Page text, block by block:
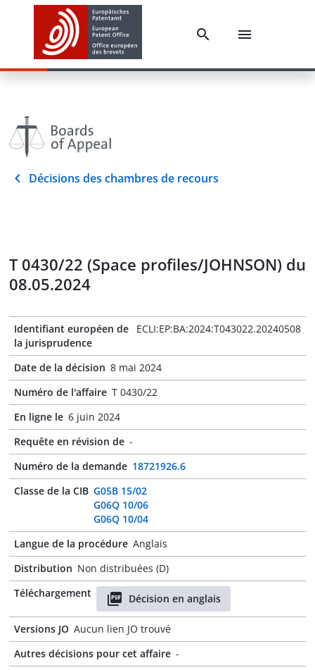
Décisions des chambres de recours
T 0430/22 (Space profiles/JOHNSON) du
08.05.2024
Identifiant européen de
la jurisprudence
ECLI:EP:BA:2024:T043022.20240508
Date de la décision 8 mai 2024
Numéro de l'affaire T 0430/22
En ligne le 6 juin 2024
Requête en révision de -
Numéro de la demande 18721926.6
Classe de la CIB G05B 15/02
G06Q 10/06
G06Q 10/04
Langue de la procédure Anglais
Distribution Non distribuées (D)
Téléchargement
Décision en anglais
Versions JO Aucun lien JO trouvé
Autres décisions pour cet affaire -